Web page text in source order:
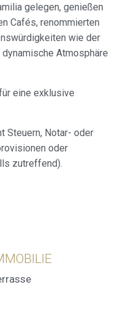
gelegen, genießen
Cafés, renommierten
wie der
Atmosphäre
eine exklusive
Steuern, Notar- oder
oder
zutreffend).